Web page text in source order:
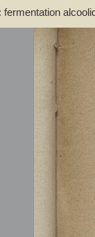
A. (18XX-.... ;